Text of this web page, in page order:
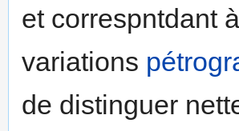
et correspntdant
variations
de distinguer